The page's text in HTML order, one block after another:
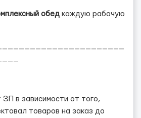
обед каждую рабочую
ЗП в зависимости от того,
товаров на заказ до